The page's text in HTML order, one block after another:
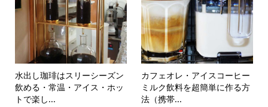
水出し珈琲はスリーシーズン
飲める・常温・アイス・ホッ
トで楽し...
カフェオレ・アイスコーヒー
ミルク飲料を超簡単に作る方
法（携帯...